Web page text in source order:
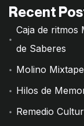
Recent
Caja de
de Saberes
Molino
Hilos de
Remedio